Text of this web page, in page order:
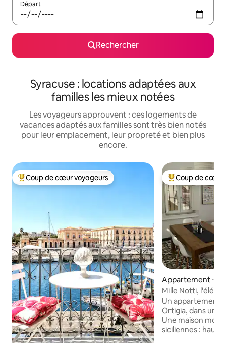
Départ
Rechercher
Syracuse : locations adaptées aux
familles les mieux notées
Les voyageurs approuvent : ces logements de
vacances adaptés aux familles sont très bien notés
pour leur emplacement, leur propreté et bien plus
encore.
Coups de cœur voyageurs les plus appréciés
Coup de cœur voyageurs Coups de cœur
Coup de cœur
Appartement ⋅
Mille Notti,
confort moderne
Un appartement
Ortigia, dans un
Une maison
siciliennes :